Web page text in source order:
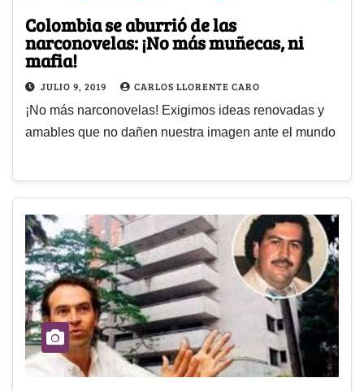
Colombia se aburrió de las
narconovelas: ¡No más muñecas, ni
mafia!
JULIO 9, 2019 CARLOS LLORENTE CARO
¡No más narconovelas! Exigimos ideas renovadas y
amables que no dañen nuestra imagen ante el mundo